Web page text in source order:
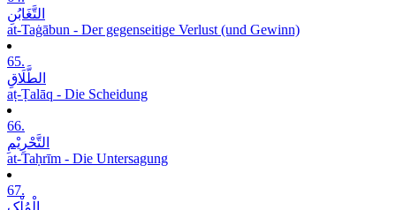
التَّغَابُنِ
at-Taġābun - Der gegenseitige Verlust (und Gewinn)
65.
الطَّلَاقِ
aṭ-Ṭalāq - Die Scheidung
66.
التَّحْرِیْمِ
at-Taḥrīm - Die Untersagung
67.